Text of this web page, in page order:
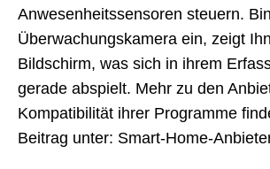
Anwesenheitssensoren steuern.
Überwachungskamera ein, zeigt
Bildschirm, was sich in ihrem
gerade abspielt. Mehr zu den
Kompatibilität ihrer Programme
Beitrag unter: Smart-Home-